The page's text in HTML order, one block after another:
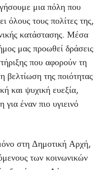
μια πόλη που
όλους τους πολίτες της,
κατάστασης. Μέσα
μας προωθεί δράσεις
που αφορούν τη
της ποιότητας
και ψυχική ευεξία,
έναν πιο υγιεινό
στη Δημοτική Αρχή,
των κοινωνικών